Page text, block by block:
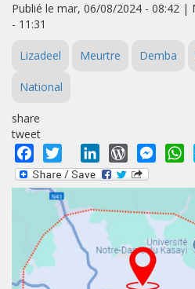
Publié le mar, 06/08/2024 - 08:42
- 11:31
Lizadeel Meurtre Demba
National
share
tweet
Facebook
Twitter LinkedInWordPress